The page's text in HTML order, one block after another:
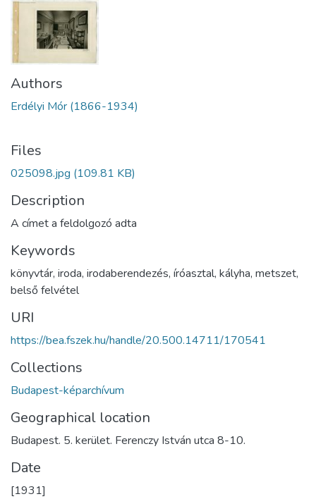
Authors
Erdélyi Mór (1866-1934)
Files
025098.jpg (109.81 KB)
Description
A címet a feldolgozó adta
Keywords
könyvtár, iroda, irodaberendezés, íróasztal, kályha, metszet,
belső felvétel
URI
https://bea.fszek.hu/handle/20.500.14711/170541
Collections
Budapest-képarchívum
Geographical location
Budapest. 5. kerület. Ferenczy István utca 8-10.
Date
[1931]